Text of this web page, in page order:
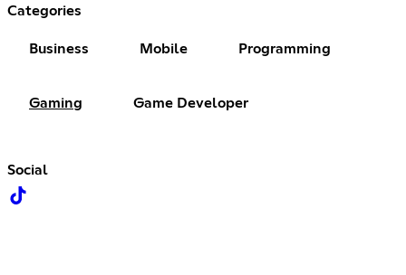
Categories
Business Mobile Programming
Gaming Game Developer
Social